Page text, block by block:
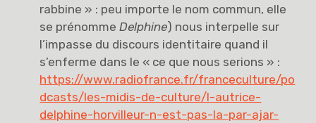
rabbine » : peu importe le nom commun, elle
se prénommeDelphine) nous interpelle sur
l’impasse du discours identitaire quand il
s’enferme dans le « ce que nous serions » :
https://www.radiofrance.fr/franceculture/po
dcasts/les-midis-de-culture/l-autrice-
delphine-horvilleur-n-est-pas-la-par-ajar-